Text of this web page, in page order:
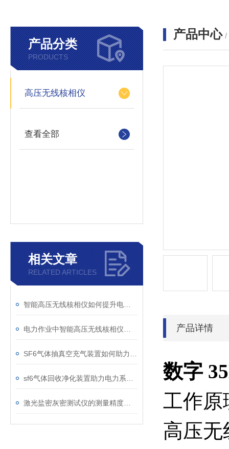
产品分类
PRODUCTS
高压无线核相仪
查看全部
相关文章
RELATED ARTICLES
产品中心 /
产品详情
数字
工作原
高压无